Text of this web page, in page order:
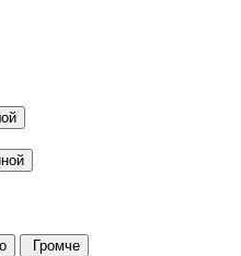
Громче